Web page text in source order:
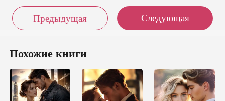
Предыдущая Следующая
Похожие книги